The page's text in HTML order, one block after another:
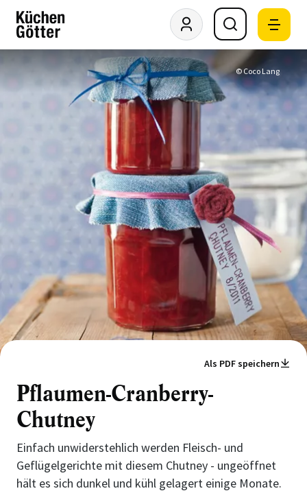
© Coco Lang
Als PDF speichern
Pflaumen-Cranberry-
Chutney
Einfach unwiderstehlich werden Fleisch- und
Geflügelgerichte mit diesem Chutney - ungeöffnet
hält es sich dunkel und kühl gelagert einige Monate.